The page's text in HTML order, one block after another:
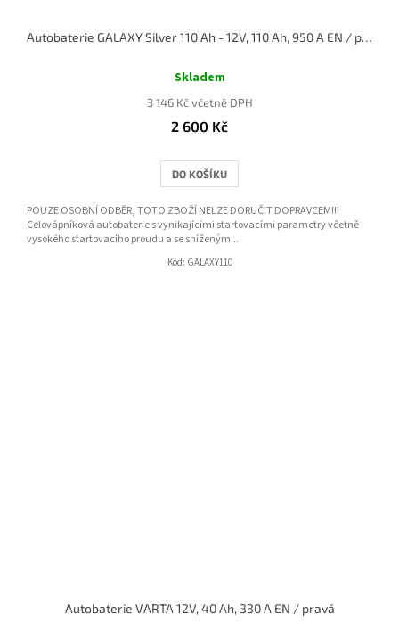
Autobaterie GALAXY Silver 110 Ah - 12V, 110 Ah, 950 A EN / pravá
hodnocení
je
5,0
5
hvězdiček.
Skladem
3 146 Kč včetně DPH
2 600 Kč
DO KOŠÍKU
POUZE OSOBNÍ ODBĚR, TOTO ZBOŽÍ NELZE DORUČIT DOPRAVCEM!!!
Celovápníková autobaterie s vynikajícími startovacími parametry včetně
vysokého startovacího proudu a se sníženým...
Kód: GALAXY110
Autobaterie VARTA 12V, 40 Ah, 330 A EN / pravá